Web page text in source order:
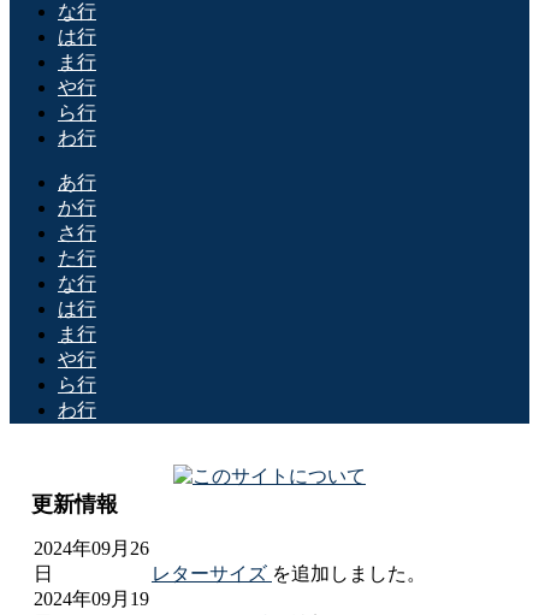
な行
は行
ま行
や行
ら行
わ行
あ行
か行
さ行
た行
な行
は行
ま行
や行
ら行
わ行
更新情報
2024年09月26
日
レターサイズ を追加しました。
2024年09月19